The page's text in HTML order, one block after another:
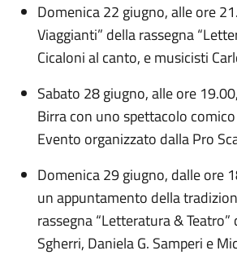
Domenica 22 giugno, alle ore
Viaggianti” della rassegna
Cicaloni al canto, e musicisti
Sabato 28 giugno, alle ore
Birra con uno spettacolo
Evento organizzato dalla Pro
Domenica 29 giugno, dalle ore
un appuntamento della
rassegna “Letteratura &
Sgherri, Daniela G. Samperi e